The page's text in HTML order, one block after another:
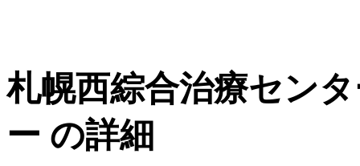
札幌西綜合治療セン
ー の詳細